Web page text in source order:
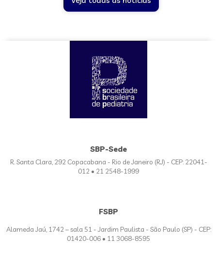
SBP-Sede
R. Santa Clara, 292 Copacabana - Rio de Janeiro (RJ) - CEP: 22041-
012 • 21 2548-1999
FSBP
Alameda Jaú, 1742 – sala 51 - Jardim Paulista - São Paulo (SP) - CEP:
01420-006 • 11 3068-8595